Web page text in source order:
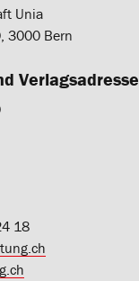
Unia
3000 Bern
Verlagsadresse
18